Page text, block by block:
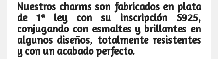
Nuestros charms son fabricados en plata
de 1ª leycon su inscripciónS925,
conjugando con esmaltes y brillantes en
algunos diseños, totalmente resistentes
y con un acabado perfecto.